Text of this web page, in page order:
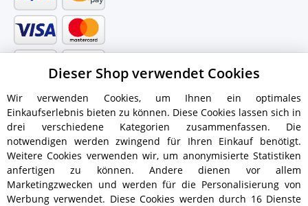
Versandinformationen
Dieser Shop verwendet Cookies
Wir verwenden Cookies, um Ihnen ein optimales
Einkaufserlebnis bieten zu können. Diese Cookies lassen sich in
drei verschiedene Kategorien zusammenfassen. Die
notwendigen werden zwingend für Ihren Einkauf benötigt.
Weitere Cookies verwenden wir, um anonymisierte Statistiken
anfertigen zu können. Andere dienen vor allem
Marketingzwecken und werden für die Personalisierung von
Werbung verwendet. Diese Cookies werden durch 16 Dienste